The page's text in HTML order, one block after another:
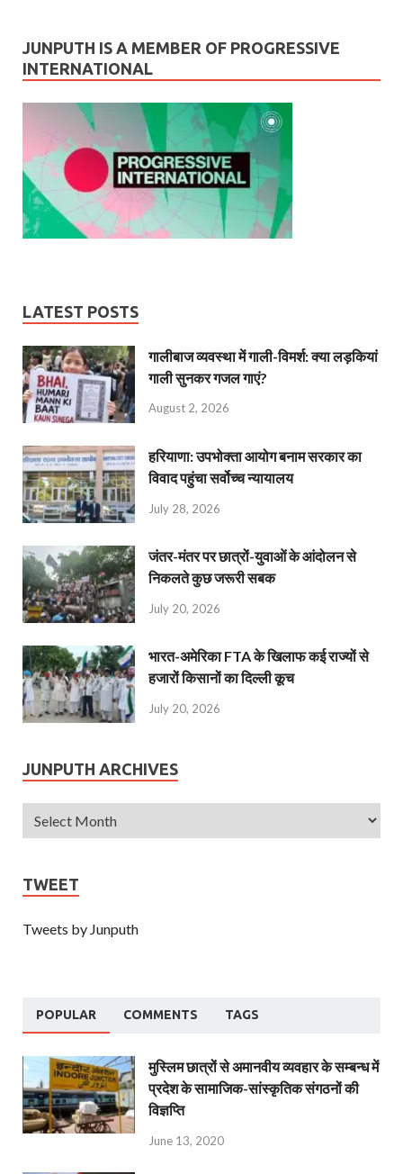
JUNPUTH IS A MEMBER OF PROGRESSIVE
INTERNATIONAL
LATEST POSTS
गालीबाज व्‍यवस्‍था में गाली-विमर्श: क्या लड़कियां
गाली सुनकर गजल गाएं?
August 2, 2026
हरियाणा: उपभोक्ता आयोग बनाम सरकार का
विवाद पहुंचा सर्वोच्च न्यायालय
July 28, 2026
जंतर-मंतर पर छात्रों-युवाओं के आंदोलन से
निकलते कुछ जरूरी सबक
July 20, 2026
भारत-अमेरिका FTA के खिलाफ कई राज्यों से
हजारों किसानों का दिल्ली कूच
July 20, 2026
JUNPUTH ARCHIVES
TWEET
Tweets by Junputh
POPULAR COMMENTS TAGS
मुस्लिम छात्रों से अमानवीय व्यवहार के सम्बन्ध में
प्रदेश के सामाजिक-सांस्कृतिक संगठनों की
विज्ञप्ति
June 13, 2020